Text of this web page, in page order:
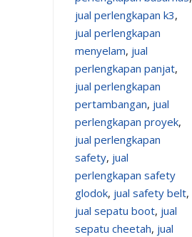
jual perlengkapan k3,
jual perlengkapan
menyelam, jual
perlengkapan panjat,
jual perlengkapan
pertambangan, jual
perlengkapan proyek,
jual perlengkapan
safety, jual
perlengkapan safety
glodok, jual safety belt,
jual sepatu boot, jual
sepatu cheetah, jual